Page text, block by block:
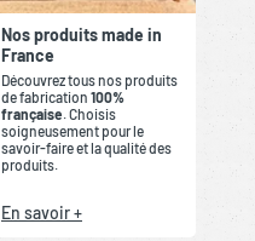
Nos produits made in
France
Découvrez tous nos produits
de fabrication 100%
française . Choisis
soigneusement pour le
savoir-faire et la qualité des
produits.
En savoir +